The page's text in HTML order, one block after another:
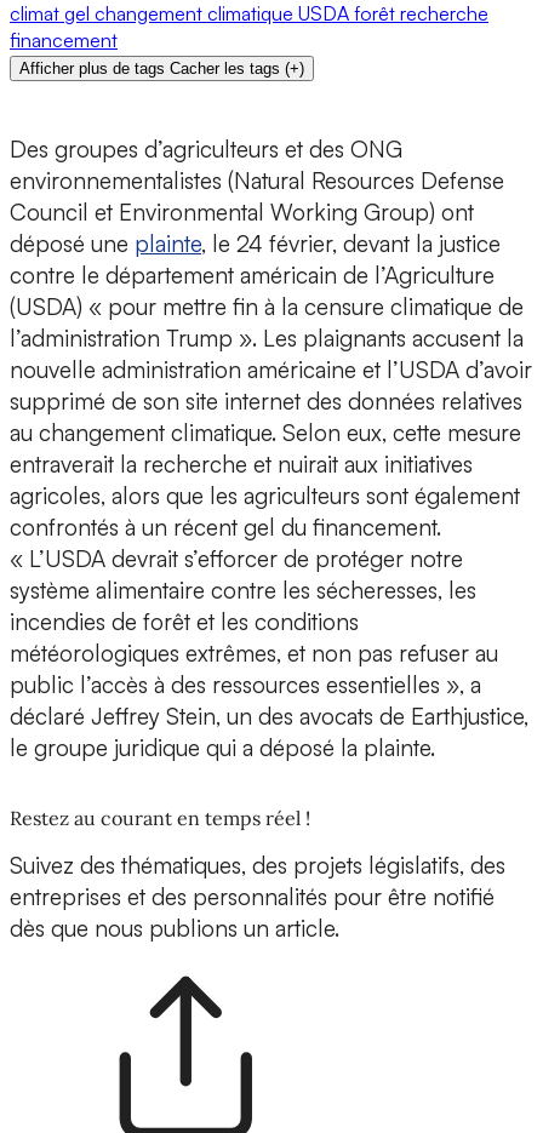
climat gel changement climatique USDA forêt recherche
financement
Afficher plus de tags Cacher les tags (+)
Des groupes d’agriculteurs et des ONG
environnementalistes (Natural Resources Defense
Council et Environmental Working Group) ont
déposé une plainte, le 24 février, devant la justice
contre le département américain de l’Agriculture
(USDA) « pour mettre fin à la censure climatique de
l’administration Trump ». Les plaignants accusent la
nouvelle administration américaine et l’USDA d’avoir
supprimé de son site internet des données relatives
au changement climatique. Selon eux, cette mesure
entraverait la recherche et nuirait aux initiatives
agricoles, alors que les agriculteurs sont également
confrontés à un récent gel du financement.
« L’USDA devrait s’efforcer de protéger notre
système alimentaire contre les sécheresses, les
incendies de forêt et les conditions
météorologiques extrêmes, et non pas refuser au
public l’accès à des ressources essentielles », a
déclaré Jeffrey Stein, un des avocats de Earthjustice,
le groupe juridique qui a déposé la plainte.
Restez au courant en temps réel !
Suivez des thématiques, des projets législatifs, des
entreprises et des personnalités pour être notifié
dès que nous publions un article.